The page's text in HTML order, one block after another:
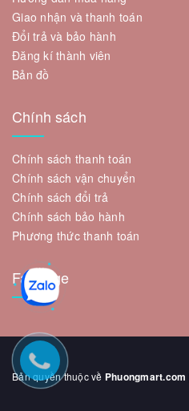
Giao nhận và thanh toán
Đổi trả và bảo hành
Đăng kí thành viên
Bản đồ
Chính sách
Chính sách thanh toán
Chính sách vận chuyển
Chính sách đổi trả
Chính sách bảo hành
Phương thức thanh toán
Fanpage
Bản quyền thuộc về Phuongmart.com